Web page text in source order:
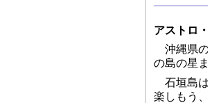
アストロ
沖縄県
の島の星
石垣島
楽しもう